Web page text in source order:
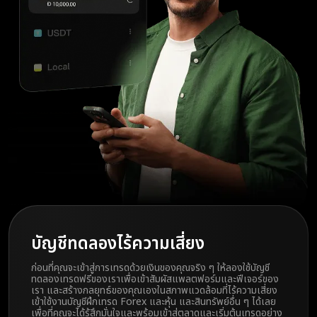
บัญชีทดลองไร้ความเสี่ยง
ก่อนที่คุณจะเข้าสู่การเทรดด้วยเงินของคุณจริง ๆ ให้ลองใช้บัญชี
ทดลองเทรดฟรีของเราเพื่อเข้าสัมผัสแพลตฟอร์มและฟีเจอร์ของ
เรา และสร้างกลยุทธ์ของคุณเองในสภาพแวดล้อมที่ไร้ความเสี่ยง
เข้าใช้งานบัญชีฝึกเทรด Forex และหุ้น และสินทรัพย์อื่น ๆ ได้เลย
เพื่อที่คุณจะได้รู้สึกมั่นใจและพร้อมเข้าสู่ตลาดและเริ่มต้นเทรดอย่าง